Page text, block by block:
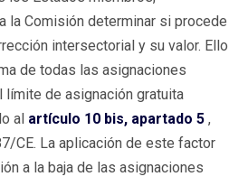
la Comisión determinar si procede
intersectorial y su valor. Ello
de todas las asignaciones
de asignación gratuita
al artículo 10 bis, apartado 5 ,
CE. La aplicación de este factor
a la baja de las asignaciones